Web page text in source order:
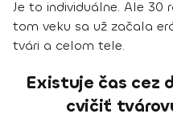
Je to individuálne. Ale 30
tom veku sa už začala
tvári a celom tele.
Existuje čas cez
cvičiť